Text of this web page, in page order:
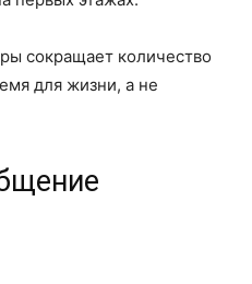
сокращает количество
для жизни, а не